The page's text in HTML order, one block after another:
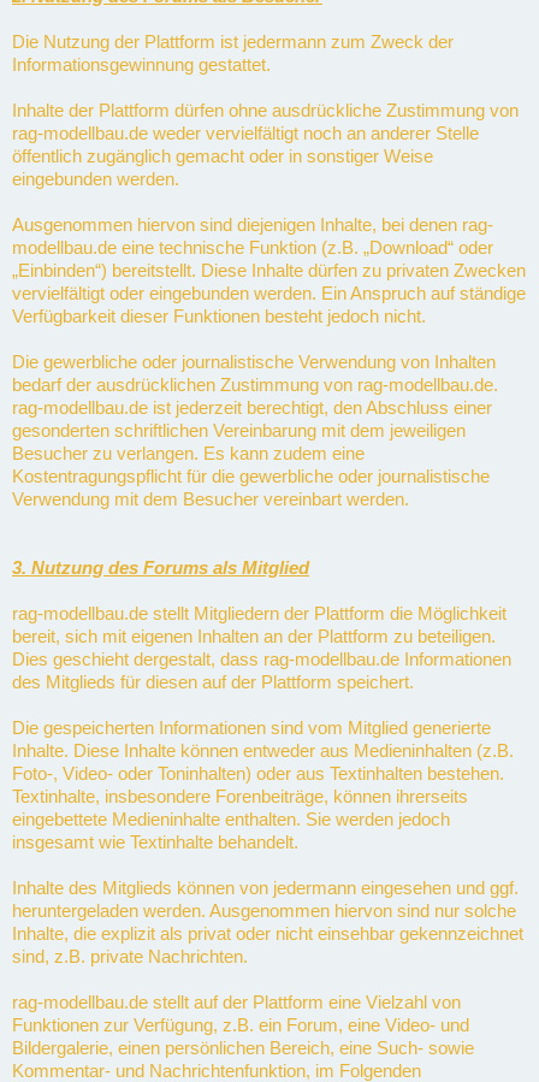
Die Nutzung der Plattform ist jedermann zum Zweck der
Informationsgewinnung gestattet.
Inhalte der Plattform dürfen ohne ausdrückliche Zustimmung von
rag-modellbau.de weder vervielfältigt noch an anderer Stelle
öffentlich zugänglich gemacht oder in sonstiger Weise
eingebunden werden.
Ausgenommen hiervon sind diejenigen Inhalte, bei denen rag-
modellbau.de eine technische Funktion (z.B. „Download“ oder
„Einbinden“) bereitstellt. Diese Inhalte dürfen zu privaten Zwecken
vervielfältigt oder eingebunden werden. Ein Anspruch auf ständige
Verfügbarkeit dieser Funktionen besteht jedoch nicht.
Die gewerbliche oder journalistische Verwendung von Inhalten
bedarf der ausdrücklichen Zustimmung von rag-modellbau.de.
rag-modellbau.de ist jederzeit berechtigt, den Abschluss einer
gesonderten schriftlichen Vereinbarung mit dem jeweiligen
Besucher zu verlangen. Es kann zudem eine
Kostentragungspflicht für die gewerbliche oder journalistische
Verwendung mit dem Besucher vereinbart werden.
3. Nutzung des Forums als Mitglied
rag-modellbau.de stellt Mitgliedern der Plattform die Möglichkeit
bereit, sich mit eigenen Inhalten an der Plattform zu beteiligen.
Dies geschieht dergestalt, dass rag-modellbau.de Informationen
des Mitglieds für diesen auf der Plattform speichert.
Die gespeicherten Informationen sind vom Mitglied generierte
Inhalte. Diese Inhalte können entweder aus Medieninhalten (z.B.
Foto-, Video- oder Toninhalten) oder aus Textinhalten bestehen.
Textinhalte, insbesondere Forenbeiträge, können ihrerseits
eingebettete Medieninhalte enthalten. Sie werden jedoch
insgesamt wie Textinhalte behandelt.
Inhalte des Mitglieds können von jedermann eingesehen und ggf.
heruntergeladen werden. Ausgenommen hiervon sind nur solche
Inhalte, die explizit als privat oder nicht einsehbar gekennzeichnet
sind, z.B. private Nachrichten.
rag-modellbau.de stellt auf der Plattform eine Vielzahl von
Funktionen zur Verfügung, z.B. ein Forum, eine Video- und
Bildergalerie, einen persönlichen Bereich, eine Such- sowie
Kommentar- und Nachrichtenfunktion, im Folgenden